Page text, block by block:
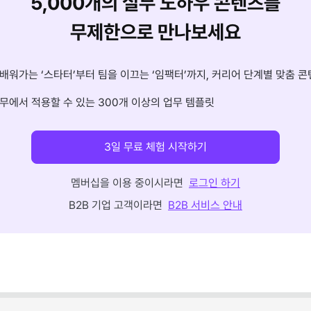
무제한으로 만나보세요
워가는 ‘스타터’부터 팀을 이끄는 ‘임팩터’까지, 커리어 단계별 맞춤 콘
에서 적용할 수 있는 300개 이상의 업무 템플릿
3일 무료 체험 시작하기
멤버십을 이용 중이시라면 로그인 하기
B2B 기업 고객이라면 B2B 서비스 안내